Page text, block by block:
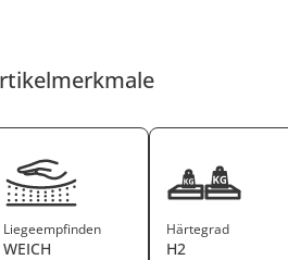
Liegeempfinden
WEICH
Härtegrad
H2